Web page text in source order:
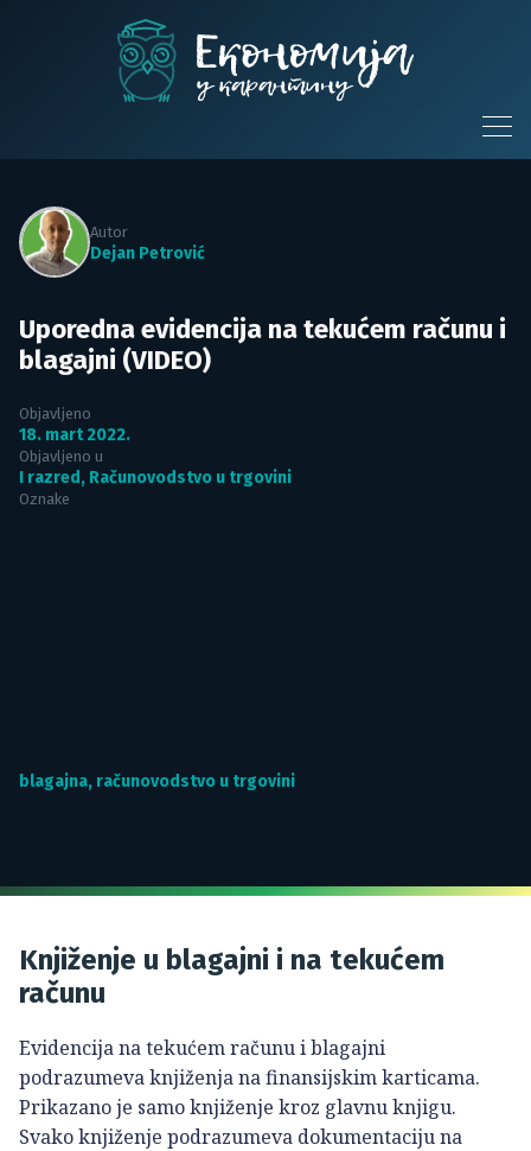
Autor
Dejan Petrović
Uporedna evidencija na tekućem računu i
blagajni (VIDEO)
Objavljeno
18. mart 2022.
Objavljeno u
I razred , Računovodstvo u trgovini
Oznake
blagajna, računovodstvo u trgovini
Knjiženje u blagajni i na tekućem
računu
Evidencija na tekućem računu i blagajni
podrazumeva knjiženja na finansijskim karticama.
Prikazano je samo knjiženje kroz glavnu knjigu.
Svako knjiženje podrazumeva dokumentaciju na